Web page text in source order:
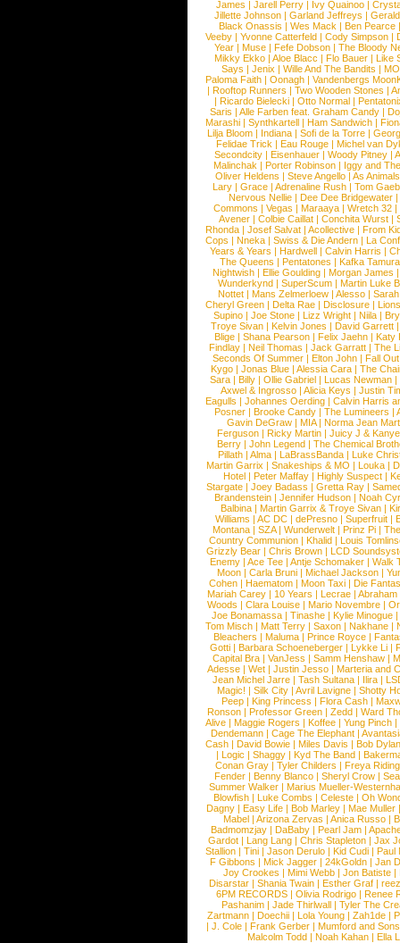
James | Jarell Perry | Ivy Quainoo |
Jillette Johnson | Garland Jeffreys |
Black Onassis | Wes Mack | Ben Pearce
Veeby | Yvonne Catterfeld | Cody Simpson |
Year |Muse |Fefe Dobson |The Bloody
Mikky Ekko | Aloe Blacc | Flo Bauer | Like
Says | Jenix | Wille And The Bandits | MO
Paloma Faith |Oonagh |Vandenbergs
|Rooftop Runners |Two Wooden Stones |
| Ricardo Bielecki | Otto Normal |
Saris | Alle Farben feat. Graham Candy |
Marashi | Synthkartell | Ham Sandwich |
Lilja Bloom | Indiana | Sofi de la Torre |
Felidae Trick | Eau Rouge | Michel van
Secondcity |Eisenhauer |Woody Pitney |
Malinchak |Porter Robinson | Iggy and
Oliver Heldens |Steve Angello |As Animals
Lary | Grace | Adrenaline Rush | Tom
Nervous Nellie | Dee Dee Bridgewater |
Commons |Vegas |Maraaya |Wretch 32 |
Avener | Colbie Caillat | Conchita Wurst |
Rhonda | Josef Salvat | Acollective | From
Cops | Nneka | Swiss & Die Andern | La
Years & Years |Hardwell |Calvin Harris |
The Queens | Pentatones | Kafka Tamura
Nightwish |Ellie Goulding |Morgan James
Wunderkynd | SuperScum | Martin Luke
Nottet |Mans Zelmerloew |Alesso |
Cheryl Green |Delta Rae |Disclosure |
Supino |Joe Stone |Lizz Wright |Niila |
Troye Sivan | Kelvin Jones | David Garrett
Blige | Shana Pearson | Felix Jaehn | Katy
Findlay |Neil Thomas |Jack Garratt |The
Seconds Of Summer |Elton John |Fall
Kygo |Jonas Blue |Alessia Cara |The
Sara |Billy |Ollie Gabriel |Lucas Newman |
Axwel & Ingrosso | Alicia Keys | Justin
Eagulls |Johannes Oerding |Calvin Harris
Posner |Brooke Candy |The Lumineers |
Gavin DeGraw | MIA| Norma Jean
Ferguson | Ricky Martin | Juicy J &
Berry | John Legend | The Chemical
Pillath |Alma |LaBrassBanda |Luke
Martin Garrix | Snakeships & MO | Louka |
Hotel | Peter Maffay | Highly Suspect |
Stargate |Joey Badass |Gretta Ray |
Brandenstein |Jennifer Hudson |Noah
Balbina | Martin Garrix & Troye Sivan |
Williams |AC DC |dePresno |Superfruit |
Montana |SZA|Wunderwelt |Prinz Pi |
Country Communion | Khalid | Louis
Grizzly Bear | Chris Brown | LCD
Enemy | Ace Tee | Antje Schomaker | Walk
Moon |Carla Bruni |Michael Jackson |
Cohen |Haematom |Moon Taxi |Die
Mariah Carey | 10 Years | Lecrae | Abraham
Woods |Clara Louise |Mario Novembre |
Joe Bonamassa | Tinashe | Kylie Minogue |
Tom Misch |Matt Terry |Saxon |Nakhane |
Bleachers | Maluma | Prince Royce |
Gotti |Barbara Schoeneberger |Lykke Li |
Capital Bra |VanJess |Samm Henshaw |
Adesse |Wet |Justin Jesso |Marteria and
Jean Michel Jarre |Tash Sultana | Ilira |
Magic! | Silk City | Avril Lavigne | Shotty
Peep |King Princess |Flora Cash |
Ronson |Professor Green |Zedd |Ward
Alive |Maggie Rogers |Koffee |Yung Pinch |
Dendemann |Cage The Elephant |
Cash | David Bowie | Miles Davis | Bob Dylan
|Logic |Shaggy |Kyd The Band |
Conan Gray |Tyler Childers |Freya
Fender |Benny Blanco |Sheryl Crow |
Summer Walker |Marius Mueller-
Blowfish | Luke Combs | Celeste | Oh
Dagny |Easy Life |Bob Marley |Mae Muller
Mabel |Arizona Zervas |Anica Russo |
Badmomzjay |DaBaby |Pearl Jam |
Gardot | Lang Lang | Chris Stapleton | Jax
Stallion |Tini |Jason Derulo |Kid Cudi |Paul
F Gibbons | Mick Jagger | 24kGoldn | Jan
Joy Crookes | Mimi Webb | Jon Batiste |
Disarstar | Shania Twain | Esther Graf |
6PM RECORDS | Olivia Rodrigo | Renee
Pashanim |Jade Thirlwall |Tyler The
Zartmann | Doechii | Lola Young | Zah1de |
| J. Cole | Frank Gerber | Mumford and Sons
Malcolm Todd | Noah Kahan | Ella